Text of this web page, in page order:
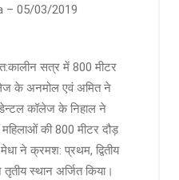
– 05/03/2019
सत्र में 800 मीटर
के अनमोल एवं अमित ने
डेन्टल कॉलेज के निहाल ने
महिलाओं की 800 मीटर दौड़
ने क्रमश: प्रथम, द्वितीय
स्थान अर्जित किया।